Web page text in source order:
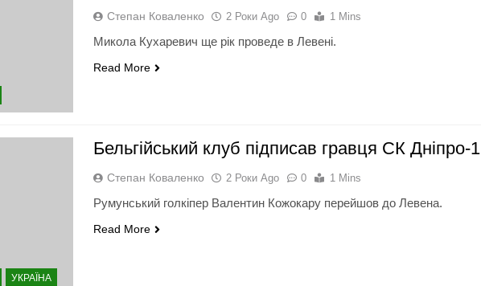
Степан Коваленко 2 Роки Ago 0 1 Mins
Микола Кухаревич ще рік проведе в Левені.
Read More
УКРАЇНА
Бельгійський клуб підписав гравця СК Дніпро-1
Степан Коваленко 2 Роки Ago 0 1 Mins
Румунський голкіпер Валентин Кожокару перейшов до Левена.
Read More